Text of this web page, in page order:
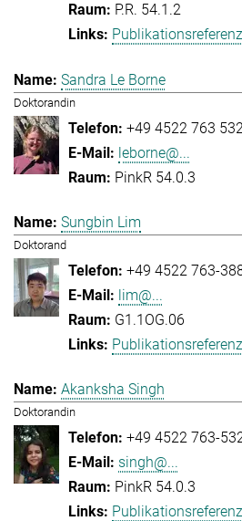
P.R. 54.1.2
Sandra Le Borne
Doktorandin
+49 4522 763 532
leborne@...
PinkR 54.0.3
Sungbin Lim
Doktorand
+49 4522 763-
lim@...
G1.1OG.06
Akanksha Singh
Doktorandin
+49 4522 763-
singh@...
PinkR 54.0.3